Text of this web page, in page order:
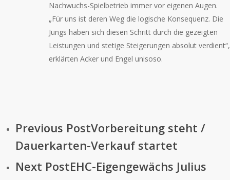
Nachwuchs-Spielbetrieb immer vor eigenen Augen.
„Für uns ist deren Weg die logische Konsequenz. Die
Jungs haben sich diesen Schritt durch die gezeigten
Leistungen und stetige Steigerungen absolut verdient“,
erklärten Acker und Engel unisoso.
Previous PostVorbereitung steht /
Dauerkarten-Verkauf startet
Next PostEHC-Eigengewächs Julius